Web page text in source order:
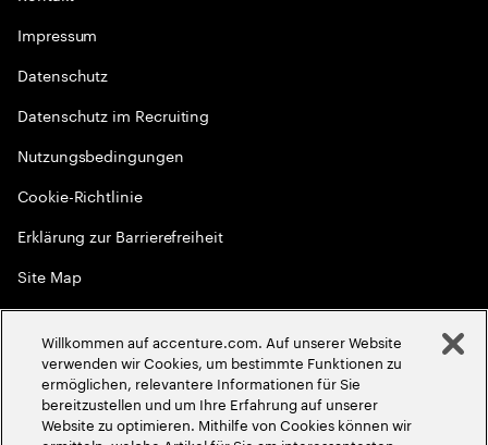
Impressum
Datenschutz
Datenschutz im Recruiting
Nutzungsbedingungen
Cookie-Richtlinie
Erklärung zur Barrierefreiheit
Site Map
Globale Meritokratie
2026Accenture. Alle Rechte vorbehalten
Willkommen auf accenture.com. Auf unserer Website
verwenden wir Cookies, um bestimmte Funktionen zu
ermöglichen, relevantere Informationen für Sie
bereitzustellen und um Ihre Erfahrung auf unserer
Website zu optimieren. Mithilfe von Cookies können wir